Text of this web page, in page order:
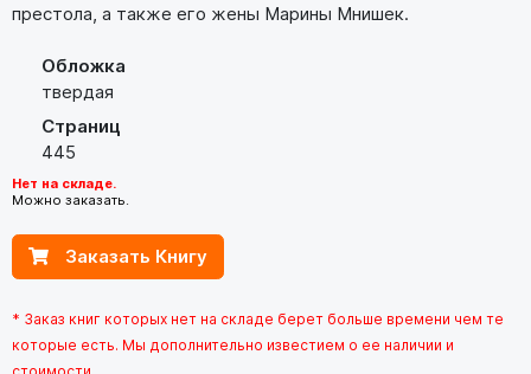
престола, а также его жены Марины Мнишек.
Обложка
твердая
Страниц
445
Нет на складе.
Можно заказать.
Заказать Книгу
* Заказ книг которых нет на складе берет больше времени чем те
которые есть. Мы дополнительно известием о ее наличии и